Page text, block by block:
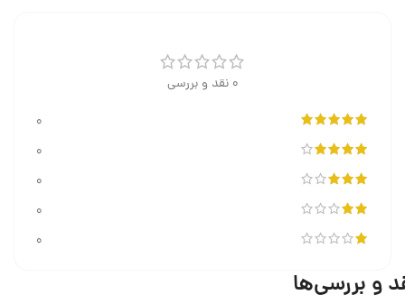
0 نقد و بررسی
0
0
0
0
0
و بررسی‌ها